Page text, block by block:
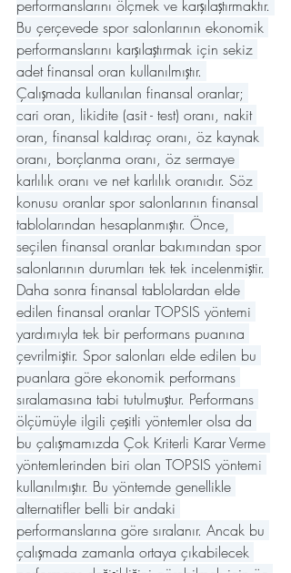
performanslarını ölçmek ve karşılaştırmaktır.
Bu çerçevede spor salonlarının ekonomik
performanslarını karşılaştırmak için sekiz
adet finansal oran kullanılmıştır.
Çalışmada kullanılan finansal oranlar;
cari oran, likidite (asit - test) oranı, nakit
oran, finansal kaldıraç oranı, öz kaynak
oranı, borçlanma oranı, öz sermaye
karlılık oranı ve net karlılık oranıdır. Söz
konusu oranlar spor salonlarının finansal
tablolarından hesaplanmıştır. Önce,
seçilen finansal oranlar bakımından spor
salonlarının durumları tek tek incelenmiştir.
Daha sonra finansal tablolardan elde
edilen finansal oranlar TOPSIS yöntemi
yardımıyla tek bir performans puanına
çevrilmiştir. Spor salonları elde edilen bu
puanlara göre ekonomik performans
sıralamasına tabi tutulmuştur. Performans
ölçümüyle ilgili çeşitli yöntemler olsa da
bu çalışmamızda Çok Kriterli Karar Verme
yöntemlerinden biri olan TOPSIS yöntemi
kullanılmıştır. Bu yöntemde genellikle
alternatifler belli bir andaki
performanslarına göre sıralanır. Ancak bu
çalışmada zamanla ortaya çıkabilecek